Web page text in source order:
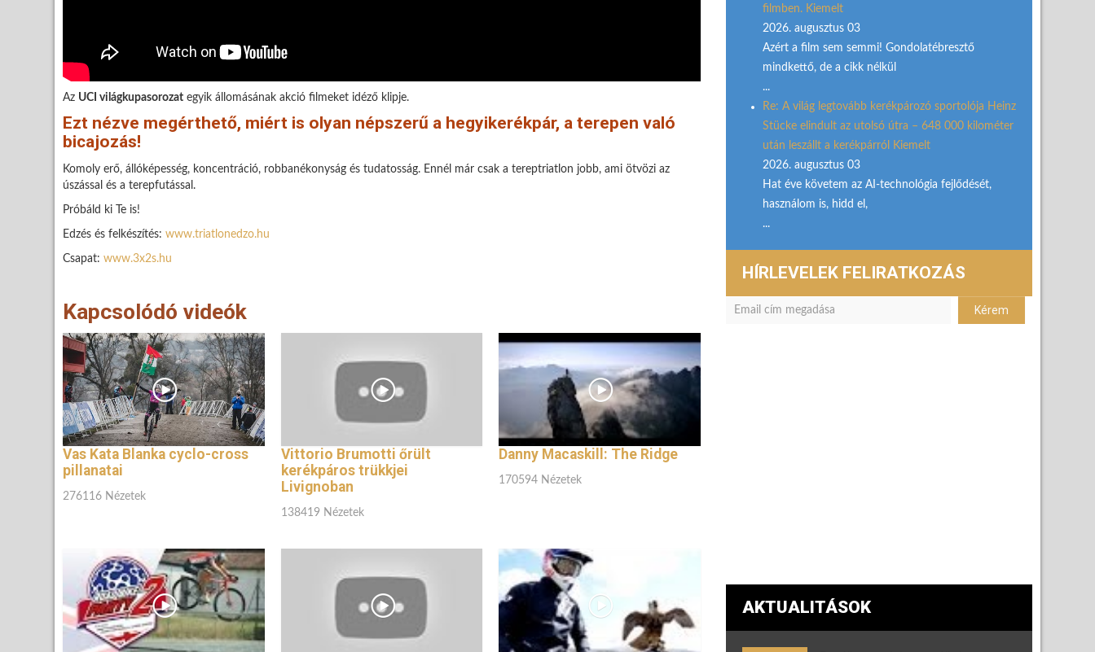
Az UCI világkupasorozat egyik állomásának akció filmeket idéző klipje.
Ezt nézve megérthető, miért is olyan népszerű a hegyikerékpár, a terepen való
bicajozás!
Komoly erő, állóképesség, koncentráció, robbanékonyság és tudatosság. Ennél már csak a tereptriatlon jobb, ami ötvözi az
úszással és a terepfutással.
Próbáld ki Te is!
Edzés és felkészítés: www.triatlonedzo.hu
Csapat: www.3x2s.hu
Kapcsolódó videók
Vas Kata Blanka cyclo-cross
pillanatai
276116 Nézetek
Vittorio Brumotti őrült
kerékpáros trükkjei
Livignoban
138419 Nézetek
Danny Macaskill: The Ridge
170594 Nézetek
filmben. Kiemelt
2026. augusztus 03
Azért a film sem semmi! Gondolatébresztő
mindkettő, de a cikk nélkül
...
Re: A világ legtovább kerékpározó sportolója Heinz
Stücke elindult az utolsó útra – 648 000 kilométer
után leszállt a kerékpárról Kiemelt
2026. augusztus 03
Hat éve követem az AI-technológia fejlődését,
használom is, hidd el,
...
HÍRLEVELEK FELIRATKOZÁS
AKTUALITÁSOK